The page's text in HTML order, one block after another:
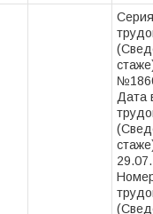
Дата